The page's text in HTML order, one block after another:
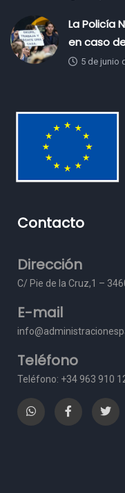
La Policía
en caso
5 de junio
Contacto
Dirección
C/ Pie de la Cruz,1 – 3
E-mail
Teléfono
Teléfono: +34 963 910